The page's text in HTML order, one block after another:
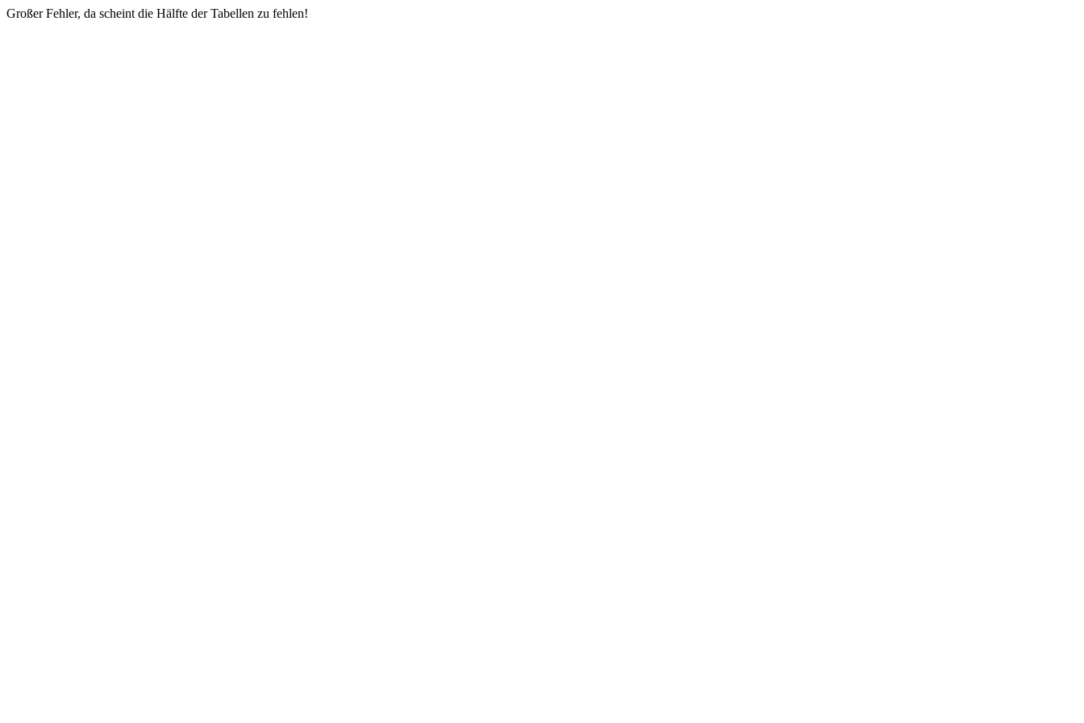
Großer Fehler, da scheint die Hälfte der Tabellen zu fehlen!